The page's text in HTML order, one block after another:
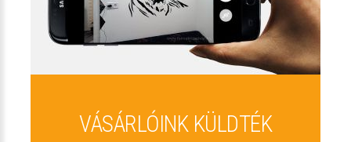
VÁSÁRLÓINK KÜLDTÉK